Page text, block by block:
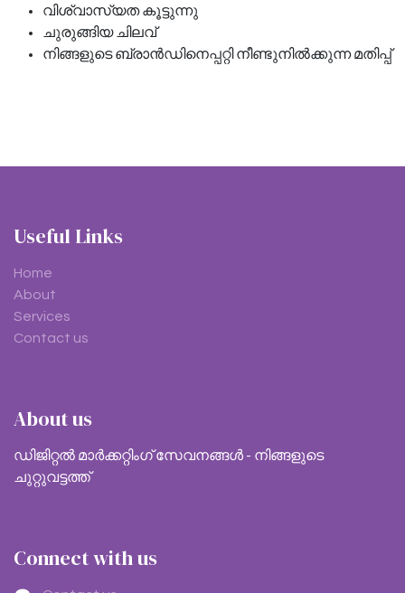
വിശ്വാസ്യത കൂട്ടുന്നു
ചുരുങ്ങിയ ചിലവ്‌
നിങ്ങളുടെ ബ്രാൻഡിനെപ്പറ്റി നീണ്ടുനിൽക്കുന്ന മതിപ്പ്
Useful Links
Home
About
Services
Contact us
About us
ഡിജിറ്റൽ മാർക്കറ്റിംഗ് സേവനങ്ങൾ - നിങ്ങളുടെ
ചുറ്റുവട്ടത്ത്
Connect with us